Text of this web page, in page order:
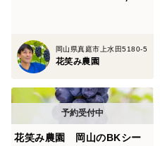
岡山県真庭市上水田5180-5
花笑み農園
花笑み農園 岡山のBKシー